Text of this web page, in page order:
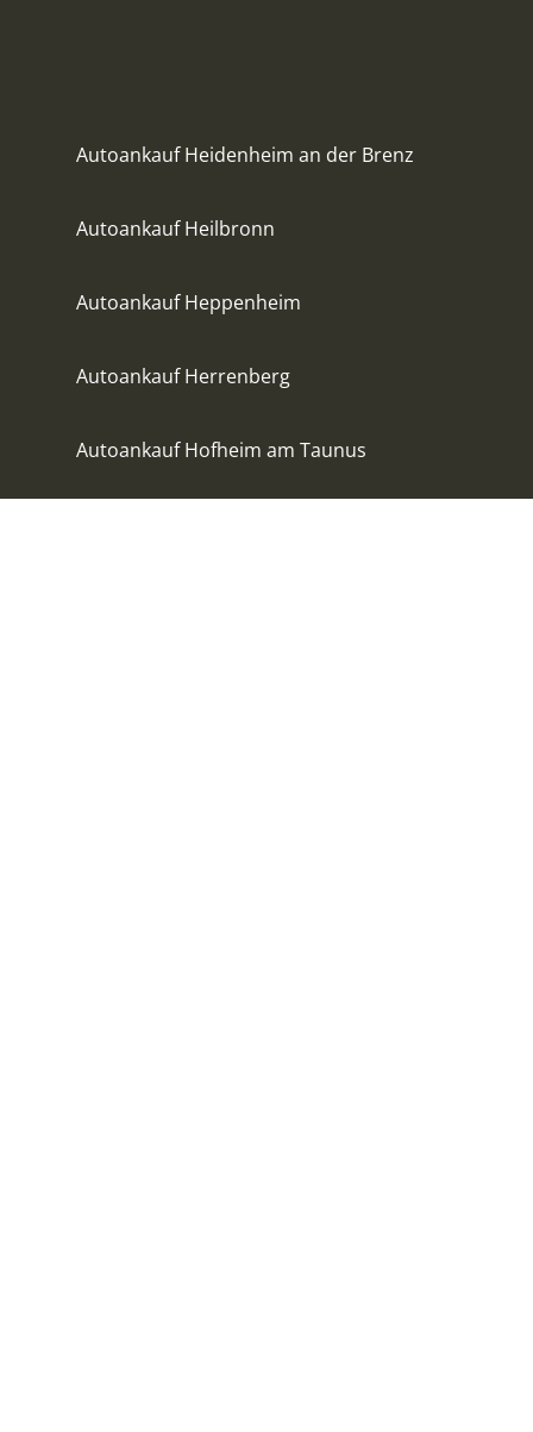
Autoankauf Heidenheim an der Brenz
Autoankauf Heilbronn
Autoankauf Heppenheim
Autoankauf Herrenberg
Autoankauf Hofheim am Taunus